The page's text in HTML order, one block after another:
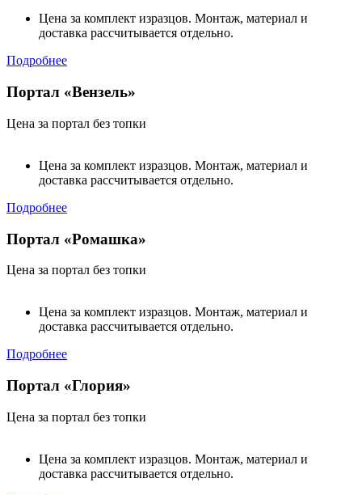
Цена за комплект изразцов. Монтаж, материал и
доставка рассчитывается отдельно.
Подробнее
Портал «Вензель»
Цена за портал без топки
Цена за комплект изразцов. Монтаж, материал и
доставка рассчитывается отдельно.
Подробнее
Портал «Ромашка»
Цена за портал без топки
Цена за комплект изразцов. Монтаж, материал и
доставка рассчитывается отдельно.
Подробнее
Портал «Глория»
Цена за портал без топки
Цена за комплект изразцов. Монтаж, материал и
доставка рассчитывается отдельно.